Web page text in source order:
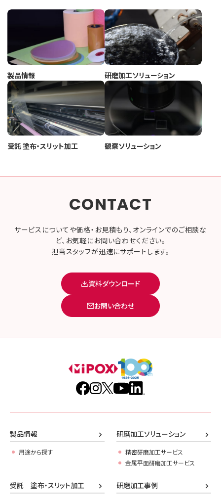
製品情報 研磨加工ソリューション
受託 塗布・スリット加工 観察ソリューション
CONTACT
サービスについてや価格・お見積もり、オンラインでのご相談な
ど、お気軽にお問い合わせください。
担当スタッフが迅速にサポートします。
資料ダウンロード
お問い合わせ
製品情報
用途から探す
研磨加工ソリューション
精密研磨加工サービス
金属平面研磨加工サービス
受託 塗布・スリット加工 研磨加工事例